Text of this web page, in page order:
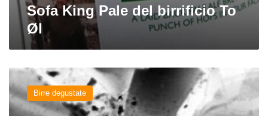
Sofa King Pale del birrificio To
Øl
Reparationsbajer
del
birrificio
To
Birre degustate